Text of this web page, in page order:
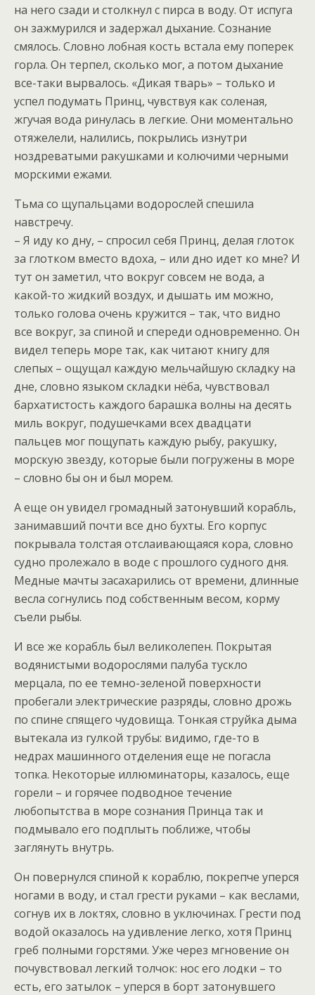
на него сзади и столкнул с пирса в воду. От испуга
он зажмурился и задержал дыхание. Сознание
смялось. Словно лобная кость встала ему поперек
горла. Он терпел, сколько мог, а потом дыхание
все-таки вырвалось. «Дикая тварь» – только и
успел подумать Принц, чувствуя как соленая,
жгучая вода ринулась в легкие. Они моментально
отяжелели, налились, покрылись изнутри
ноздреватыми ракушками и колючими черными
морскими ежами.
Тьма со щупальцами водорослей спешила
навстречу.
– Я иду ко дну, – спросил себя Принц, делая глоток
за глотком вместо вдоха, – или дно идет ко мне? И
тут он заметил, что вокруг совсем не вода, а
какой-то жидкий воздух, и дышать им можно,
только голова очень кружится – так, что видно
все вокруг, за спиной и спереди одновременно. Он
видел теперь море так, как читают книгу для
слепых – ощущал каждую мельчайшую складку на
дне, словно языком складки нёба, чувствовал
бархатистость каждого барашка волны на десять
миль вокруг, подушечками всех двадцати
пальцев мог пощупать каждую рыбу, ракушку,
морскую звезду, которые были погружены в море
– словно бы он и был морем.
А еще он увидел громадный затонувший корабль,
занимавший почти все дно бухты. Его корпус
покрывала толстая отслаивающаяся кора, словно
судно пролежало в воде с прошлого судного дня.
Медные мачты засахарились от времени, длинные
весла согнулись под собственным весом, корму
съели рыбы.
И все же корабль был великолепен. Покрытая
водянистыми водорослями палуба тускло
мерцала, по ее темно-зеленой поверхности
пробегали электрические разряды, словно дрожь
по спине спящего чудовища. Тонкая струйка дыма
вытекала из гулкой трубы: видимо, где-то в
недрах машинного отделения еще не погасла
топка. Некоторые иллюминаторы, казалось, еще
горели – и горячее подводное течение
любопытства в море сознания Принца так и
подмывало его подплыть поближе, чтобы
заглянуть внутрь.
Он повернулся спиной к кораблю, покрепче уперся
ногами в воду, и стал грести руками – как веслами,
согнув их в локтях, словно в уключинах. Грести под
водой оказалось на удивление легко, хотя Принц
греб полными горстями. Уже через мгновение он
почувствовал легкий толчок: нос его лодки – то
есть, его затылок – уперся в борт затонувшего